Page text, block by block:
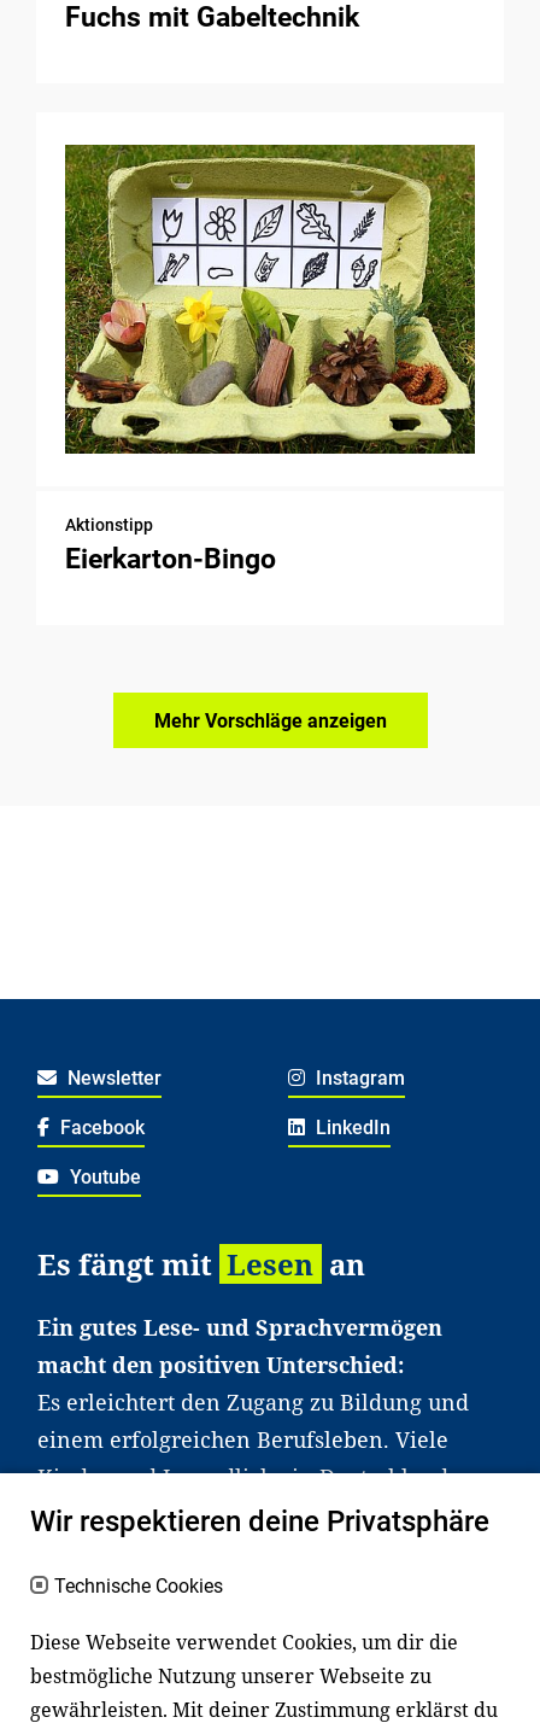
Fuchs mit Gabeltechnik
Aktionstipp
Eierkarton-Bingo
Mehr Vorschläge anzeigen
Newsletter Instagram
Facebook LinkedIn
Youtube
Es fängt mit Lesen an
Ein gutes Lese- und Sprachvermögen
macht den positiven Unterschied:
Es erleichtert den Zugang zu Bildung und
einem erfolgreichen Berufsleben. Viele
Kinder und Jugendliche in Deutschland
haben aber große Schwierigkeiten dabei.
an Familien sowie an Erzieher*innen,
Lehrer*innen und andere
Fachexpert*innen. Dafür arbeiten wir eng
mit Ministerien, wissenschaftlichen
Wir respektieren deine Privatsphäre
Technische Cookies
Diese Webseite verwendet Cookies, um dir die
bestmögliche Nutzung unserer Webseite zu
gewährleisten. Mit deiner Zustimmung erklärst du